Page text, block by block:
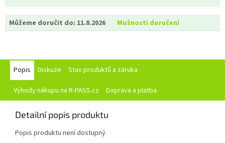
Můžeme doručit do: 11.8.2026 Možnosti doručení
Popis Diskuze Stav produktů a záruka
Výhody nákupu na R-PASS.cz Doprava a platba
Detailní popis produktu
Popis produktu není dostupný